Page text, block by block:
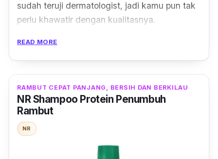
sudah teruji dermatologist, jadi kamu pun tak
perlu khawatir dengan kualitasnya.
Dengan kandungan utama kafein dan ginko
biloba, shampo penumbuh rambut ini ampuh
untuk merangsang sirkulasi mikro pada kulit
kepala. Sehingga, pertumbuhan rambut pun
bisa lebih cepat dan juga tebal. Tidak hanya
memperbaiki masalah rambut rontok, shampo
ini juga menguatkan rambut, sehingga tidak
READ MORE
RAMBUT CEPAT PANJANG, BERSIH DAN BERKILAU
NR Shampoo Protein Penumbuh
Rambut
NR